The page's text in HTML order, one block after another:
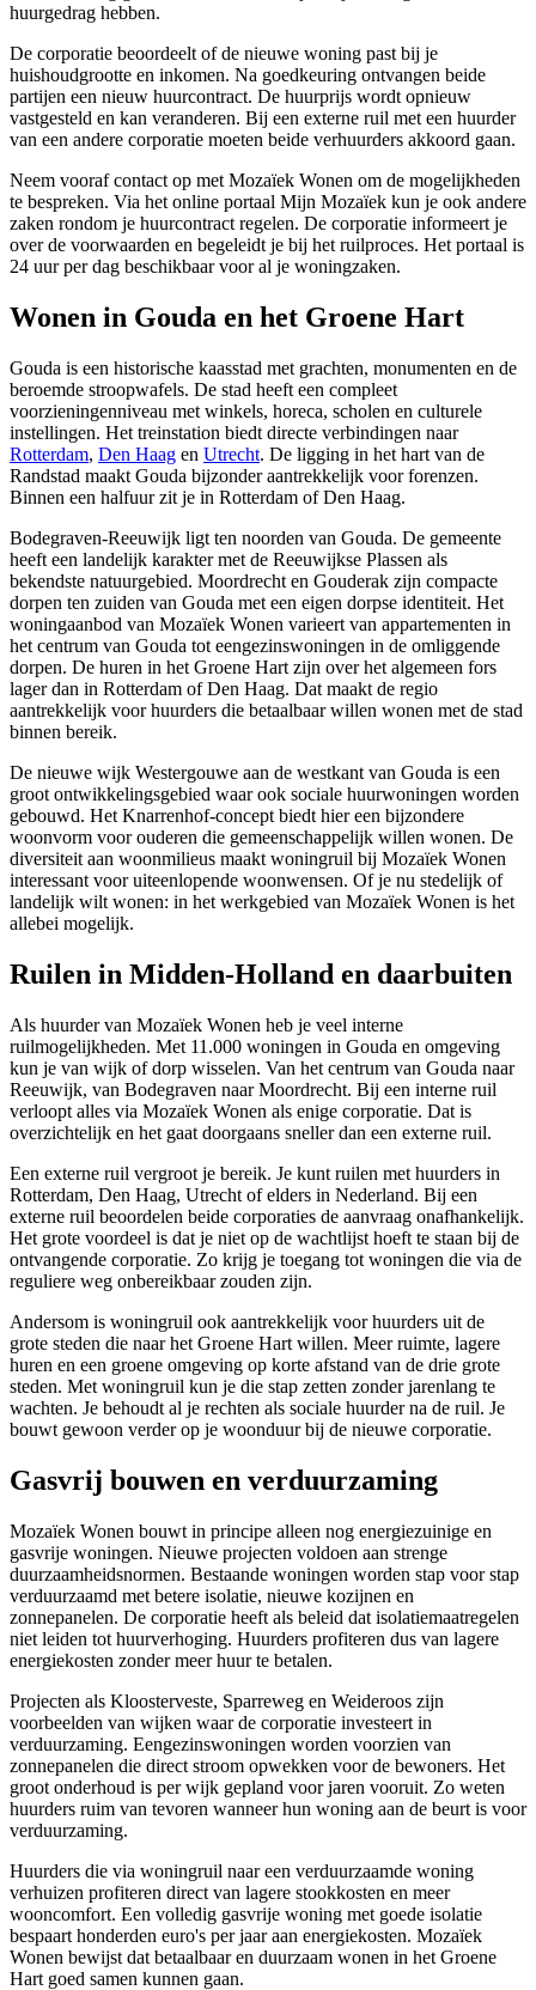
huurgedrag hebben.
De corporatie beoordeelt of de nieuwe woning past bij je
huishoudgrootte en inkomen. Na goedkeuring ontvangen beide
partijen een nieuw huurcontract. De huurprijs wordt opnieuw
vastgesteld en kan veranderen. Bij een externe ruil met een huurder
van een andere corporatie moeten beide verhuurders akkoord gaan.
Neem vooraf contact op met Mozaïek Wonen om de mogelijkheden
te bespreken. Via het online portaal Mijn Mozaïek kun je ook andere
zaken rondom je huurcontract regelen. De corporatie informeert je
over de voorwaarden en begeleidt je bij het ruilproces. Het portaal is
24 uur per dag beschikbaar voor al je woningzaken.
Wonen in Gouda en het Groene Hart
Gouda is een historische kaasstad met grachten, monumenten en de
beroemde stroopwafels. De stad heeft een compleet
voorzieningenniveau met winkels, horeca, scholen en culturele
instellingen. Het treinstation biedt directe verbindingen naar
Rotterdam, Den Haag en Utrecht. De ligging in het hart van de
Randstad maakt Gouda bijzonder aantrekkelijk voor forenzen.
Binnen een halfuur zit je in Rotterdam of Den Haag.
Bodegraven-Reeuwijk ligt ten noorden van Gouda. De gemeente
heeft een landelijk karakter met de Reeuwijkse Plassen als
bekendste natuurgebied. Moordrecht en Gouderak zijn compacte
dorpen ten zuiden van Gouda met een eigen dorpse identiteit. Het
woningaanbod van Mozaïek Wonen varieert van appartementen in
het centrum van Gouda tot eengezinswoningen in de omliggende
dorpen. De huren in het Groene Hart zijn over het algemeen fors
lager dan in Rotterdam of Den Haag. Dat maakt de regio
aantrekkelijk voor huurders die betaalbaar willen wonen met de stad
binnen bereik.
De nieuwe wijk Westergouwe aan de westkant van Gouda is een
groot ontwikkelingsgebied waar ook sociale huurwoningen worden
gebouwd. Het Knarrenhof-concept biedt hier een bijzondere
woonvorm voor ouderen die gemeenschappelijk willen wonen. De
diversiteit aan woonmilieus maakt woningruil bij Mozaïek Wonen
interessant voor uiteenlopende woonwensen. Of je nu stedelijk of
landelijk wilt wonen: in het werkgebied van Mozaïek Wonen is het
allebei mogelijk.
Ruilen in Midden-Holland en daarbuiten
Als huurder van Mozaïek Wonen heb je veel interne
ruilmogelijkheden. Met 11.000 woningen in Gouda en omgeving
kun je van wijk of dorp wisselen. Van het centrum van Gouda naar
Reeuwijk, van Bodegraven naar Moordrecht. Bij een interne ruil
verloopt alles via Mozaïek Wonen als enige corporatie. Dat is
overzichtelijk en het gaat doorgaans sneller dan een externe ruil.
Een externe ruil vergroot je bereik. Je kunt ruilen met huurders in
Rotterdam, Den Haag, Utrecht of elders in Nederland. Bij een
externe ruil beoordelen beide corporaties de aanvraag onafhankelijk.
Het grote voordeel is dat je niet op de wachtlijst hoeft te staan bij de
ontvangende corporatie. Zo krijg je toegang tot woningen die via de
reguliere weg onbereikbaar zouden zijn.
Andersom is woningruil ook aantrekkelijk voor huurders uit de
grote steden die naar het Groene Hart willen. Meer ruimte, lagere
huren en een groene omgeving op korte afstand van de drie grote
steden. Met woningruil kun je die stap zetten zonder jarenlang te
wachten. Je behoudt al je rechten als sociale huurder na de ruil. Je
bouwt gewoon verder op je woonduur bij de nieuwe corporatie.
Gasvrij bouwen en verduurzaming
Mozaïek Wonen bouwt in principe alleen nog energiezuinige en
gasvrije woningen. Nieuwe projecten voldoen aan strenge
duurzaamheidsnormen. Bestaande woningen worden stap voor stap
verduurzaamd met betere isolatie, nieuwe kozijnen en
zonnepanelen. De corporatie heeft als beleid dat isolatiemaatregelen
niet leiden tot huurverhoging. Huurders profiteren dus van lagere
energiekosten zonder meer huur te betalen.
Projecten als Kloosterveste, Sparreweg en Weideroos zijn
voorbeelden van wijken waar de corporatie investeert in
verduurzaming. Eengezinswoningen worden voorzien van
zonnepanelen die direct stroom opwekken voor de bewoners. Het
groot onderhoud is per wijk gepland voor jaren vooruit. Zo weten
huurders ruim van tevoren wanneer hun woning aan de beurt is voor
verduurzaming.
Huurders die via woningruil naar een verduurzaamde woning
verhuizen profiteren direct van lagere stookkosten en meer
wooncomfort. Een volledig gasvrije woning met goede isolatie
bespaart honderden euro's per jaar aan energiekosten. Mozaïek
Wonen bewijst dat betaalbaar en duurzaam wonen in het Groene
Hart goed samen kunnen gaan.